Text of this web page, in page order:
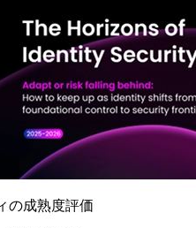
の成熟度評価